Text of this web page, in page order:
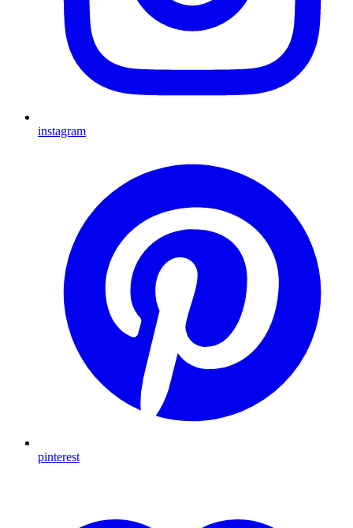
instagram
pinterest